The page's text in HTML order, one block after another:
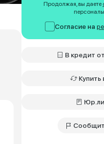
Продолжая, вы даете
Согласие на
В
Купить